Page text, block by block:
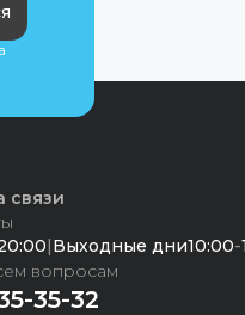
связи
|Выходные дни10:00-
вопросам
35-32